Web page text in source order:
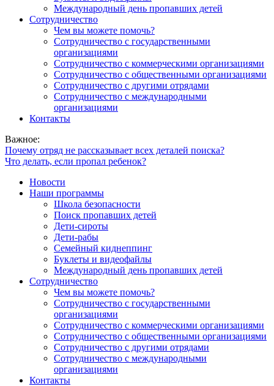
Международный день пропавших детей
Сотрудничество
Чем вы можете помочь?
Сотрудничество с государственными
организациями
Сотрудничество с коммерческими организациями
Сотрудничество с общественными организациями
Сотрудничество с другими отрядами
Сотрудничество с международными
организациями
Контакты
Важное:
Почему отряд не рассказывает всех деталей поиска?
Что делать, если пропал ребенок?
Новости
Наши программы
Школа безопасности
Поиск пропавших детей
Дети-сироты
Дети-рабы
Семейный киднеппинг
Буклеты и видеофайлы
Международный день пропавших детей
Сотрудничество
Чем вы можете помочь?
Сотрудничество с государственными
организациями
Сотрудничество с коммерческими организациями
Сотрудничество с общественными организациями
Сотрудничество с другими отрядами
Сотрудничество с международными
организациями
Контакты